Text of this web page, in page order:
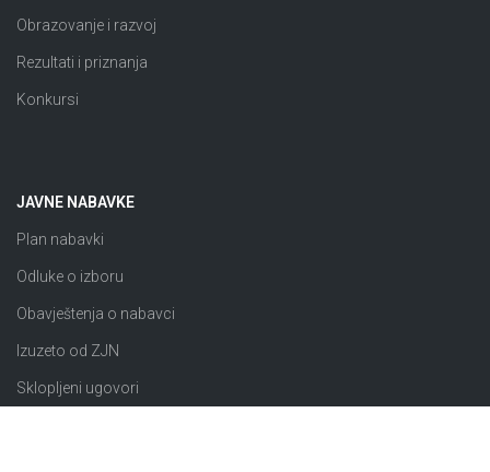
Obrazovanje i razvoj
Rezultati i priznanja
Konkursi
JAVNE NABAVKE
Plan nabavki
Odluke o izboru
Obavještenja o nabavci
Izuzeto od ZJN
Sklopljeni ugovori